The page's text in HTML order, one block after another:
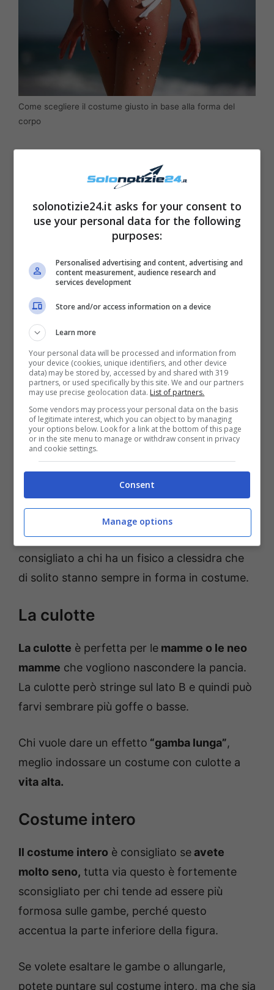
Come scegliere il costume giusto in base alla forma del
corpo
Slip a laccetti
è consigliato a chi vuole
regolareil costume in base alproprio fisico.
Se volete l’effetto “ventre lungo”, può essere
fianchi.
Slip brasiliana
Questo costume, lo dice la parola, è
consigliato a chi ha il fisico delle brasiliane,
ovvero latoB sodo e modellato.Ed è
consigliato a chi ha un fisico a clessidra che
di solito stanno sempre in forma in costume.
La culotte
La culotte è perfetta per le mamme o le neo
mamme che vogliono nascondere la pancia.
La culotte però stringe sul lato B e quindi può
farvi sembrare più goffe o basse.
Chi vuole dare un effetto “gamba lunga”,
meglio indossare un costume con culotte a
vita alta.
Costume intero
Il costume intero è consigliato seavete
molto seno, tutta via questo è fortemente
sconsigliato per chi tende ad essere più
formosa sulle gambe, perché questo
accentua la parte inferiore della figura.
Se volete esaltare le gambe o allungarle,
potete puntare sul costume intero, ma che sia
solonotizie24.it asks for your consent to
use your personal data for the following
purposes:
Personalised advertising and content, advertising and
content measurement, audience research and
services development
Store and/or access information on a device
Learn more
Your personal data will be processed and information from
your device (cookies, unique identifiers, and other device
data) may be stored by, accessed by and shared with 319
partners, or used specifically by this site. We and our partners
may use precise geolocation data. List of partners.
Some vendors may process your personal data on the basis
of legitimate interest, which you can object to by managing
your options below. Look for a link at the bottom of this page
or in the site menu to manage or withdraw consent in privacy
and cookie settings.
Consent
Manage options